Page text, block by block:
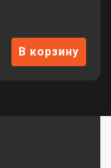
В корзину